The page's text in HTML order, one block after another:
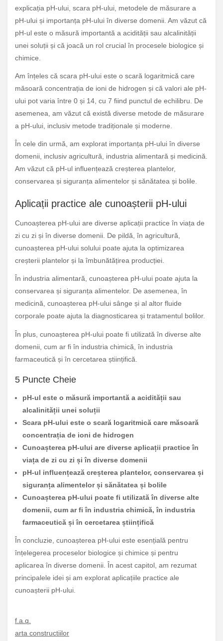
explicația pH-ului, scara pH-ului, metodele de măsurare a
pH-ului și importanța pH-ului în diverse domenii. Am văzut că
pH-ul este o măsură importantă a acidității sau alcalinității
unei soluții și că joacă un rol crucial în procesele biologice și
chimice.
Am înțeles că scara pH-ului este o scară logaritmică care
măsoară concentrația de ioni de hidrogen și că valori ale pH-
ului pot varia între 0 și 14, cu 7 fiind punctul de echilibru. De
asemenea, am văzut că există diverse metode de măsurare
a pH-ului, inclusiv metode tradiționale și moderne.
În cele din urmă, am explorat importanța pH-ului în diverse
domenii, inclusiv agricultură, industria alimentară și medicină.
Am văzut că pH-ul influențează creșterea plantelor,
conservarea și siguranța alimentelor și sănătatea și bolile.
Aplicații practice ale cunoașterii pH-ului
Cunoașterea pH-ului are diverse aplicații practice în viața de
zi cu zi și în diverse domenii. De pildă, în agricultură,
cunoașterea pH-ului solului poate ajuta la optimizarea
creșterii plantelor și la îmbunătățirea producției.
În industria alimentară, cunoașterea pH-ului poate ajuta la
conservarea și siguranța alimentelor. De asemenea, în
medicină, cunoașterea pH-ului sânge și al altor fluide
corporale poate ajuta la diagnosticarea și tratamentul bolilor.
În plus, cunoașterea pH-ului poate fi utilizată în diverse alte
domenii, cum ar fi în industria chimică, în industria
farmaceutică și în cercetarea științifică.
5 Puncte Cheie
pH-ul este o măsură importantă a acidității sau
alcalinității unei soluții
Scara pH-ului este o scară logaritmică care măsoară
concentrația de ioni de hidrogen
Cunoașterea pH-ului are diverse aplicații practice în
viața de zi cu zi și în diverse domenii
pH-ul influențează creșterea plantelor, conservarea și
siguranța alimentelor și sănătatea și bolile
Cunoașterea pH-ului poate fi utilizată în diverse alte
domenii, cum ar fi în industria chimică, în industria
farmaceutică și în cercetarea științifică
În concluzie, cunoașterea pH-ului este esențială pentru
înțelegerea proceselor biologice și chimice și pentru
aplicarea în diverse domenii. În acest capitol, am rezumat
principalele idei și am explorat aplicațiile practice ale
cunoașterii pH-ului.
f.a.q.
arta constructiilor